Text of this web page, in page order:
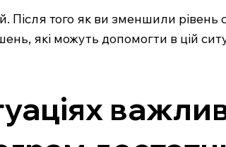
Після того як ви зменшили рівень
які можуть допомогти в цій